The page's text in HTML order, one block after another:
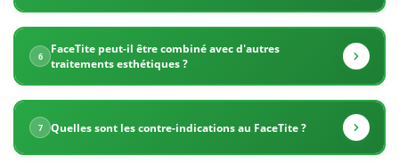
Nos
forfaits
tout
compris
6
FaceTite peut-il être combiné avec d'autres
traitements esthétiques ?
7 Quelles sont les contre-indications au FaceTite ?